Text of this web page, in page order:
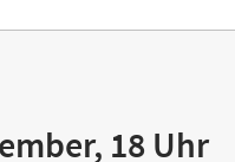
18 Uhr